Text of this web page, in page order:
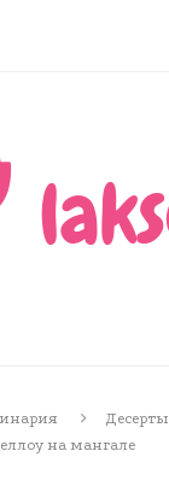
Десерты
на мангале